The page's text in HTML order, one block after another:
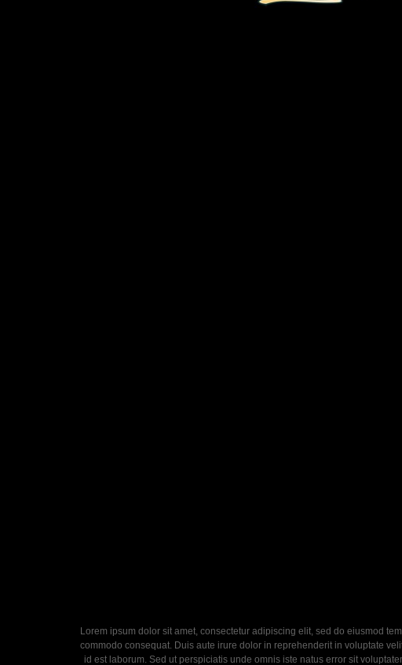
Lorem ipsum dolor sit amet, consectetur adipiscing elit, sed do eiusmod
commodo consequat. Duis aute irure dolor in reprehenderit in voluptate
id est laborum. Sed ut perspiciatis unde omnis iste natus error sit